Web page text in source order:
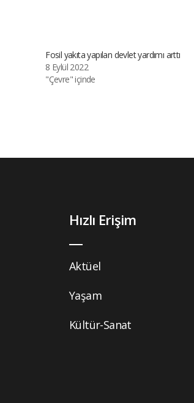
Fosil yakıta yapılan devlet yardımı arttı
8 Eylül 2022
"Çevre" içinde
Hızlı Erişim
Aktüel
Yaşam
Kültür-Sanat